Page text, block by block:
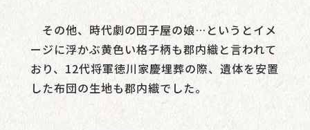
その他、時代劇の団子屋の娘…というとイメ
ージに浮かぶ黄色い格子柄も郡内織と言われて
おり、12代将軍徳川家慶埋葬の際、遺体を安置
した布団の生地も郡内織でした。